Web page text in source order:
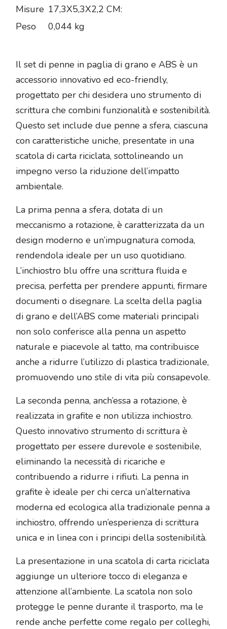
Misure 17,3X5,3X2,2 CM:
Peso
0,044 kg
Il set di penne in paglia di grano e ABS è un
accessorio innovativo ed eco-friendly,
progettato per chi desidera uno strumento di
scrittura che combini funzionalità e sostenibilità.
Questo set include due penne a sfera, ciascuna
con caratteristiche uniche, presentate in una
scatola di carta riciclata, sottolineando un
impegno verso la riduzione dell’impatto
ambientale.
La prima penna a sfera, dotata di un
meccanismo a rotazione, è caratterizzata da un
design moderno e un’impugnatura comoda,
rendendola ideale per un uso quotidiano.
L’inchiostro blu offre una scrittura fluida e
precisa, perfetta per prendere appunti, firmare
documenti o disegnare. La scelta della paglia
di grano e dell’ABS come materiali principali
non solo conferisce alla penna un aspetto
naturale e piacevole al tatto, ma contribuisce
anche a ridurre l’utilizzo di plastica tradizionale,
promuovendo uno stile di vita più consapevole.
La seconda penna, anch’essa a rotazione, è
realizzata in grafite e non utilizza inchiostro.
Questo innovativo strumento di scrittura è
progettato per essere durevole e sostenibile,
eliminando la necessità di ricariche e
contribuendo a ridurre i rifiuti. La penna in
grafite è ideale per chi cerca un’alternativa
moderna ed ecologica alla tradizionale penna a
inchiostro, offrendo un’esperienza di scrittura
unica e in linea con i principi della sostenibilità.
La presentazione in una scatola di carta riciclata
aggiunge un ulteriore tocco di eleganza e
attenzione all’ambiente. La scatola non solo
protegge le penne durante il trasporto, ma le
rende anche perfette come regalo per colleghi,